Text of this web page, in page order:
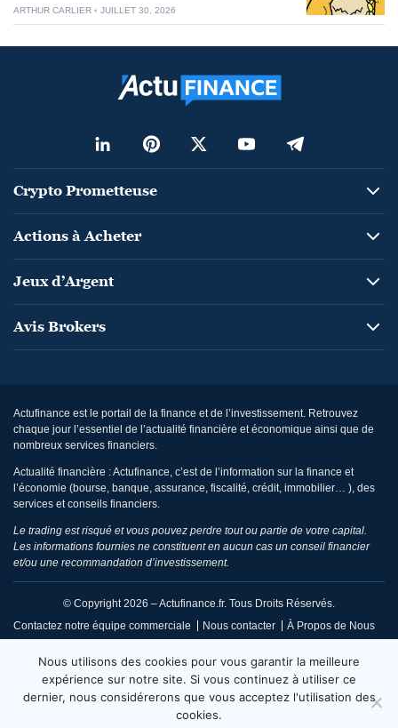
ARTHUR CARLIER JUILLET 30, 2026
Crypto Prometteuse
Actions à Acheter
Jeux d’Argent
Avis Brokers
Actufinance est le portail de la finance et de l’investissement. Retrouvez
chaque jour l’essentiel de l’actualité financière et économique ainsi que de
nombreux services financiers.
Actualité financière : Actufinance, c’est de l’information sur la finance et
l’économie (bourse, banque, assurance, fiscalité, crédit, immobilier… ), des
services et conseils financiers.
Le trading est risqué et vous pouvez perdre tout ou partie de votre capital.
Les informations fournies ne constituent en aucun cas un conseil financier
et/ou une recommandation d’investissement.
© Copyright 2026 – Actufinance.fr. Tous Droits Réservés.
Contactez notre équipe commerciale
Nous contacter À Propos de Nous
Politique de Réclamation Éditoriale Code de Conduite
Code de Déontologie Conditions d’Utilisation
Nous utilisons des cookies pour vous garantir la meilleure
expérience sur notre site. Si vous continuez à utiliser ce
dernier, nous considérerons que vous acceptez l'utilisation des
cookies.